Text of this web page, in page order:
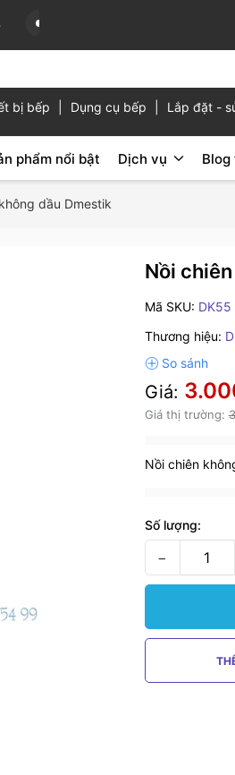
bị bếp Dụng cụ bếp Lắp đặt -
phẩm nổi bật Dịch vụ
dầu Dmestik
Nồi
Mã SKU: DK55
Thương hiệu:
Giá:
Giá thị trường:
Nồi chiên
Số lượng:
−